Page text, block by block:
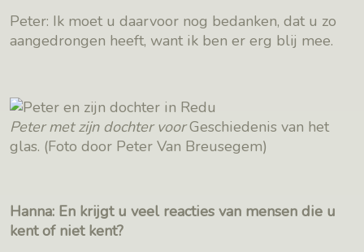
Peter: Ik moet u daarvoor nog bedanken, dat u zo
aangedrongen heeft, want ik ben er erg blij mee.
Peter met zijn dochter voorGeschiedenis van het
glas. (Foto door Peter Van Breusegem)
Hanna: En krijgt u veel reacties van mensen die u
kent of niet kent?